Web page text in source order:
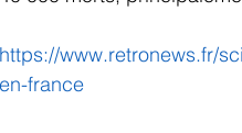
https://www.retronews.fr/
en-france